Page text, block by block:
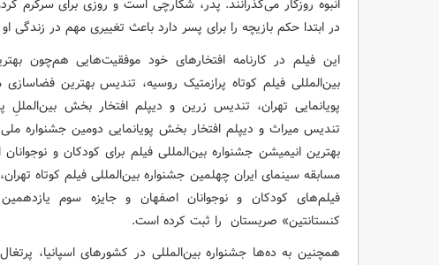
انبوه روزگار می‌گذرانند. پدر، شکارچی‌ است و روزی برای سرگرم
در ابتدا حکم بازیچه را برای پسر دارد باعث تغییری مهم در زندگی
این فیلم در کارنامه افتخارهای خود موفقیت‌هایی هم‌چون
بین‌المللی فیلم کوتاه پرازمتیک روسیه، تندیس بهترین
پویانمایی تهران، تندیس زرین و دیپلم افتخار بخش بین‌المللِ
تندیس میراث و دیپلم افتخار بخش پویانمایی دومین جشنواره
بهترین انیمیشن جشنواره بین‌المللی فیلم برای کودکان و
مسابقه سینمای ایران چهلمین جشنواره بین‌المللی فیلم کوتاه
فیلم‌های کودکان و نوجوانان اصفهان و جایزه سوم
کنستانتین» صربستان را ثبت کرده است.
همچنین به ده‌ها جشنواره بین‌المللی در کشورهای اسپانیا،